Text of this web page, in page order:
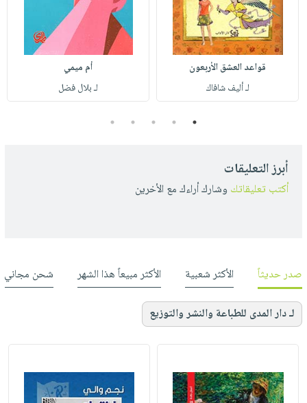
قواعد العشق الأربعون
لـ أليف شافاك
أم ميمي
لـ بلال فضل
1
2
3
4
5
أبرز التعليقات
أكتب تعليقاتك وشارك أراءك مع الأخرين
صدر حديثاً الأكثر شعبية الأكثر مبيعاً هذا الشهر شحن مجاني
لـ دار المدى للطباعة والنشر والتوزيع